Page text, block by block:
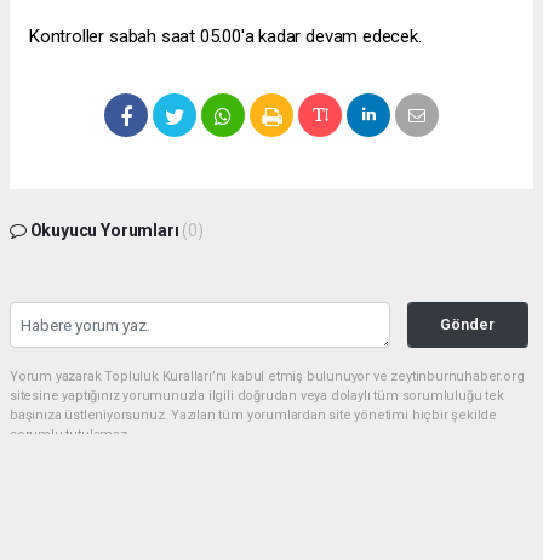
Kontroller sabah saat 05.00'a kadar devam edecek.
Okuyucu Yorumları (0)
Gönder
Yorum yazarak Topluluk Kuralları’nı kabul etmiş bulunuyor ve zeytinburnuhaber.org
sitesine yaptığınız yorumunuzla ilgili doğrudan veya dolaylı tüm sorumluluğu tek
başınıza üstleniyorsunuz. Yazılan tüm yorumlardan site yönetimi hiçbir şekilde
sorumlu tutulamaz.